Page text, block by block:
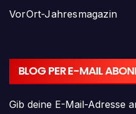
VorOrt-Jahresmagazin
BLOG PER E-MAIL
Gib deine E-Mail-Adresse